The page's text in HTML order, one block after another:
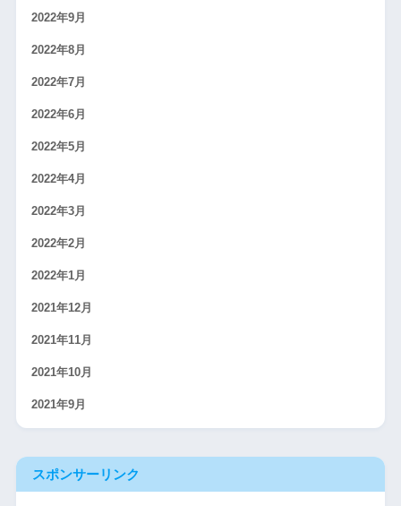
2022年9月
2022年8月
2022年7月
2022年6月
2022年5月
2022年4月
2022年3月
2022年2月
2022年1月
2021年12月
2021年11月
2021年10月
2021年9月
スポンサーリンク